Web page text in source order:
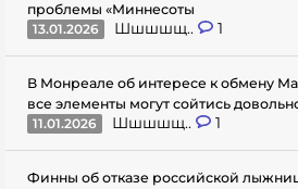
проблемы «Миннесоты
13.01.2026
Шшшшщ.. 1
В Монреале об интересе к обмену
все элементы могут сойтись
11.01.2026
Шшшшщ.. 1
Финны об отказе российской